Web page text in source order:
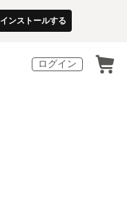
インストールする
ログイン